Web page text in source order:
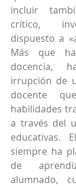
incluir
crítico,
dispuesto a
Más que
docencia,
irrupción de
docente
habilidades
a través del
educativas.
siempre ha
de
alumnado,